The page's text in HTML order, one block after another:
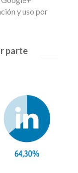
y uso por
parte